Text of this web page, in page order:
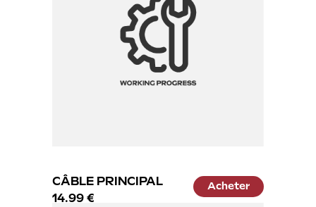
CÂBLE PRINCIPAL
14.99 €
Acheter